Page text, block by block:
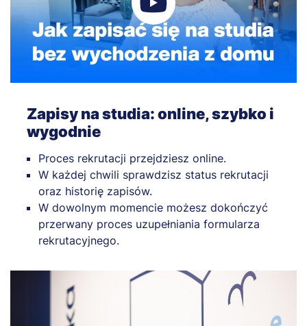
Zapisy na studia: online, szybko i
wygodnie
Proces rekrutacji przejdziesz online.
W każdej chwili sprawdzisz status rekrutacji
oraz historię zapisów.
W dowolnym momencie możesz dokończyć
przerwany proces uzupełniania formularza
rekrutacyjnego.